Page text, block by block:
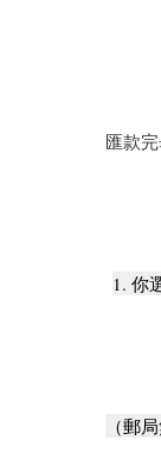
匯款
1. 你
（郵